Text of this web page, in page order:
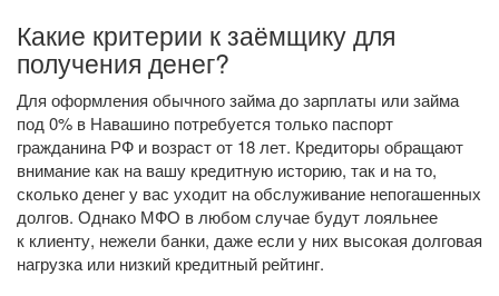
Какие критерии к заёмщику для
получения денег?
Для оформления обычного займа до зарплаты или займа
под 0% в Навашино потребуется только паспорт
гражданина РФ и возраст от 18 лет. Кредиторы обращают
внимание как на вашу кредитную историю, так и на то,
сколько денег у вас уходит на обслуживание непогашенных
долгов. Однако МФО в любом случае будут лояльнее
к клиенту, нежели банки, даже если у них высокая долговая
нагрузка или низкий кредитный рейтинг.